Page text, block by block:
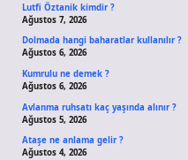
Lutfi Öztanik kimdir ?
Ağustos 7, 2026
Dolmada hangi baharatlar kullanılır ?
Ağustos 6, 2026
Kumrulu ne demek ?
Ağustos 6, 2026
Avlanma ruhsatı kaç yaşında alınır ?
Ağustos 5, 2026
Ataşe ne anlama gelir ?
Ağustos 4, 2026